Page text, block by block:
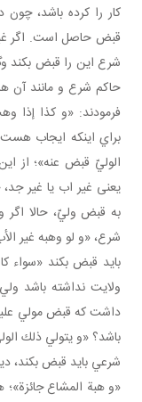
کار را کرده باشد،
قبض حاصل است. اگر
شرع اين را قبض بکند
حاکم شرع و مانند آن
فرمودند: «و كذا إذا
براي اينکه ايجاب
الوليّ قبض عنه»؛ از
يعنی غير اب يا غير
به قبض وليّ، حالا
شرع، «و لو وهبه غير
بايد قبض بکند «سواء
ولايت نداشته باشد
داشت که قبض مولي
باشد؟ «و يتولي ذلك
شرعي بايد قبض بکند،
«و هبة المشاع